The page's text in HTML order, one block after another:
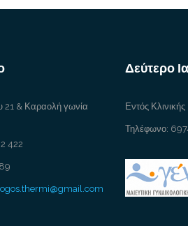
21 & Καραολή γωνία
422
Δεύτερο
Εντός Κλινικής
Τηλέφωνο: